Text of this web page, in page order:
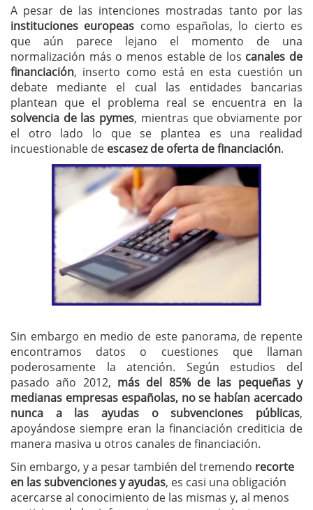
A pesar de las intenciones mostradas tanto por las
instituciones europeas como españolas, lo cierto es
que aún parece lejano el momento de una
normalización más o menos estable de los canales de
financiación, inserto como está en esta cuestión un
debate mediante el cual las entidades bancarias
plantean que el problema real se encuentra en la
solvencia de las pymes, mientras que obviamente por
el otro lado lo que se plantea es una realidad
incuestionable de escasez de oferta de financiación.
Sin embargo en medio de este panorama, de repente
encontramos datos o cuestiones que llaman
poderosamente la atención. Según estudios del
pasado año 2012, más del 85% de las pequeñas y
medianas empresas españolas, no se habían acercado
nunca a las ayudas o subvenciones públicas,
apoyándose siempre eran la financiación crediticia de
manera masiva u otros canales de financiación.
Sin embargo, y a pesar también del tremendo recorte
en las subvenciones y ayudas, es casi una obligación
acercarse al conocimiento de las mismas y, al menos